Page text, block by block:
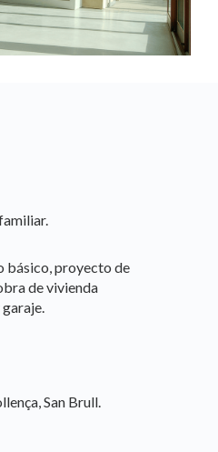
básico, proyecto de
de vivienda
San Brull.